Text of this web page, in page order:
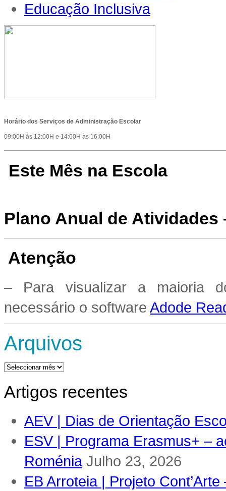
Educação Inclusiva
Horário dos Serviços de Administração Escolar
09:00H às 12:00H e 14:00H às 16:00H
Este Mês na Escola
Plano Anual de Atividades
Atenção
– Para visualizar a maioria
necessário o software Adode
Arquivos
Arquivos
Artigos recentes
AEV | Dias de Orientação
ESV | Programa Erasmus+ –
Roménia Julho 23, 2026
EB Arroteia | Projeto